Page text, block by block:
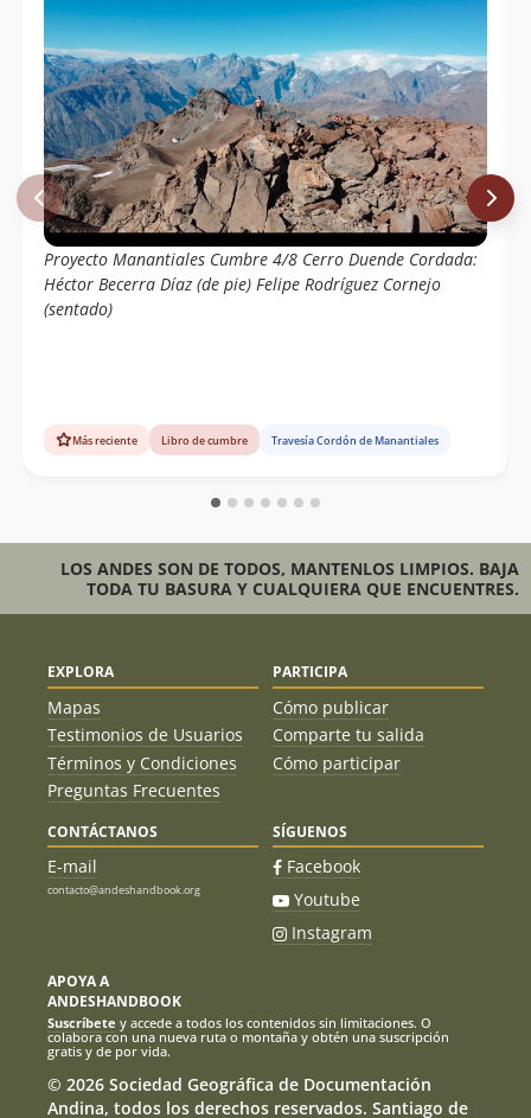
Proyecto Manantiales Cumbre 4/8 Cerro Duende Cordada:
Héctor Becerra Díaz (de pie) Felipe Rodríguez Cornejo
(sentado)
Más reciente Libro de cumbre Travesía Cordón de Manantiales
LOS ANDES SON DE TODOS, MANTENLOS LIMPIOS. BAJA
TODA TU BASURA Y CUALQUIERA QUE ENCUENTRES.
EXPLORA
Mapas
Testimonios de Usuarios
Términos y Condiciones
Preguntas Frecuentes
PARTICIPA
Cómo publicar
Comparte tu salida
Cómo participar
CONTÁCTANOS
E-mail
contacto@andeshandbook.org
SÍGUENOS
Facebook
Youtube
Instagram
APOYA A
ANDESHANDBOOK
Suscríbete y accede a todos los contenidos sin limitaciones. O
colabora con una nueva ruta o montaña y obtén una suscripción
gratis y de por vida.
© 2026 Sociedad Geográfica de Documentación
Andina, todos los derechos reservados. Santiago de